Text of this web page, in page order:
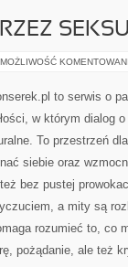
MOŻLIWOŚĆ
to serwis o
w którym dialog
To przestrzeń
siebie oraz
bez pustej
a mity są
rozumieć to, co
pożądanie, ale też